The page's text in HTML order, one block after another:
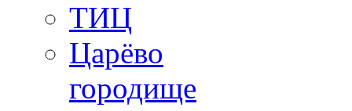
ТИЦ
Царёво
городище